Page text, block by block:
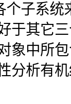
个子系
于其它
象中所
分析有